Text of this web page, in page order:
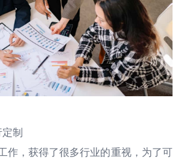
制
作，获得了很多行业的重视，为了可